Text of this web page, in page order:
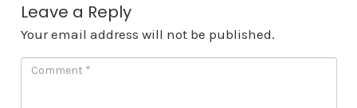
Leave a Reply
Your email address will not be published.